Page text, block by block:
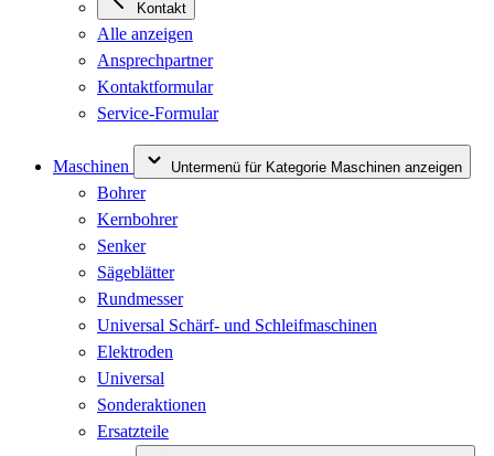
Kontakt
Alle anzeigen
Ansprechpartner
Kontaktformular
Service-Formular
Maschinen Untermenü für Kategorie Maschinen anzeigen
Bohrer
Kernbohrer
Senker
Sägeblätter
Rundmesser
Universal Schärf- und Schleifmaschinen
Elektroden
Universal
Sonderaktionen
Ersatzteile